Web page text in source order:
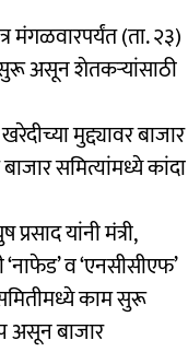
मंगळवारपर्यंत (ता. २३)
असून शेतकऱ्यांसाठी
मुद्द्यावर बाजार
समित्यांमध्ये कांदा
यांनी मंत्री,
व ‘एनसीसीएफ’
काम सुरू
असून बाजार